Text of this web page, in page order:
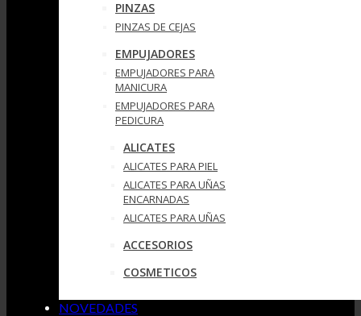
PINZAS
PINZAS DE CEJAS
EMPUJADORES
EMPUJADORES PARA
MANICURA
EMPUJADORES PARA
PEDICURA
ALICATES
ALICATES PARA PIEL
ALICATES PARA UÑAS
ENCARNADAS
ALICATES PARA UÑAS
ACCESORIOS
COSMETICOS
NOVEDADES